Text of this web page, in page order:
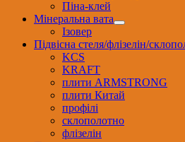
Піна-клей
Мінеральна вата
Ізовер
Підвісна стеля/флізелін/
KCS
KRAFT
плити ARMSTRONG
плити Китай
профілі
склополотно
флізелін